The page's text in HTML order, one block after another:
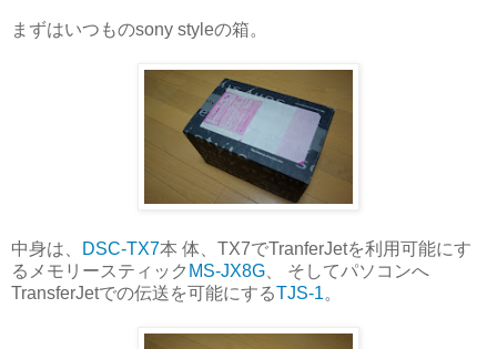
まずはいつものsony styleの箱。
中身は、 DSC-TX7本 体、TX7でTranferJetを利用可能にす
るメモリースティック MS-JX8G 、 そしてパソコンへ
TransferJetでの伝送を可能にするTJS-1。